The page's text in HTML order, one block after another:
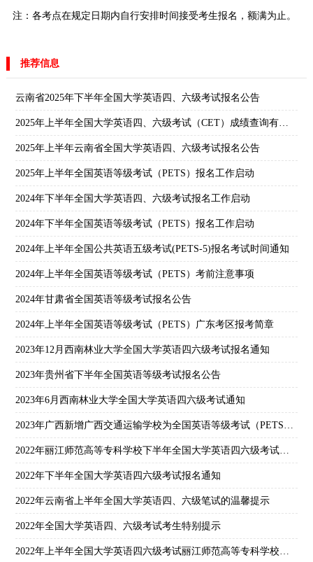
注：各考点在规定日期内自行安排时间接受考生报名，额满为止。
推荐信息
云南省2025年下半年全国大学英语四、六级考试报名公告
2025年上半年全国大学英语四、六级考试（CET）成绩查询有关安排
2025年上半年云南省全国大学英语四、六级考试报名公告
2025年上半年全国英语等级考试（PETS）报名工作启动
2024年下半年全国大学英语四、六级考试报名工作启动
2024年下半年全国英语等级考试（PETS）报名工作启动
2024年上半年全国公共英语五级考试(PETS-5)报名考试时间通知
2024年上半年全国英语等级考试（PETS）考前注意事项
2024年甘肃省全国英语等级考试报名公告
2024年上半年全国英语等级考试（PETS）广东考区报考简章
2023年12月西南林业大学全国大学英语四六级考试报名通知
2023年贵州省下半年全国英语等级考试报名公告
2023年6月西南林业大学全国大学英语四六级考试通知
2023年广西新增广西交通运输学校为全国英语等级考试（PETS）考点
2022年丽江师范高等专科学校下半年全国大学英语四六级考试报名公告
2022年下半年全国大学英语四六级考试报名通知
2022年云南省上半年全国大学英语四、六级笔试的温馨提示
2022年全国大学英语四、六级考试考生特别提示
2022年上半年全国大学英语四六级考试丽江师范高等专科学校考点考生须知